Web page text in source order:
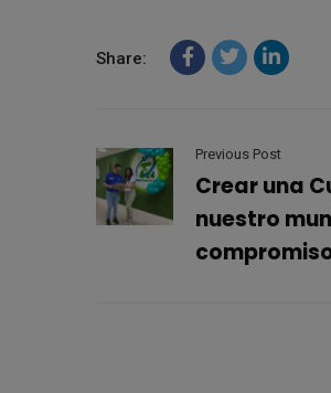
Share:
Previous Post
Crear una
nuestro